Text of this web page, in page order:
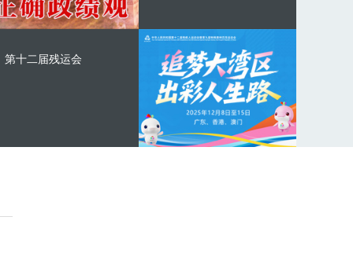
第十二届残运会